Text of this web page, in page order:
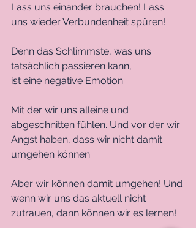
Lass uns einander brauchen! Lass
uns wieder Verbundenheit spüren!
Denn das Schlimmste, was uns
tatsächlich passieren kann,
ist eine negative Emotion.
Mit der wir uns alleine und
abgeschnitten fühlen. Und vor der wir
Angst haben, dass wir nicht damit
umgehen können.
Aber wir können damit umgehen! Und
wenn wir uns das aktuell nicht
zutrauen, dann können wir es lernen!